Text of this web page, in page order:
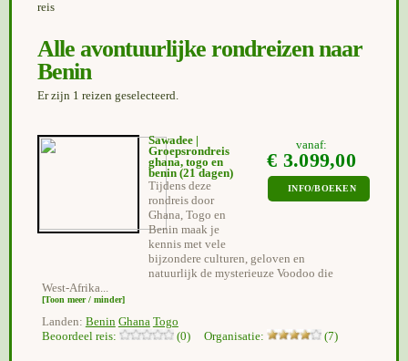
reis
Alle avontuurlijke rondreizen naar
Benin
Er zijn 1 reizen geselecteerd.
vanaf:
€ 3.099,00
INFO/BOEKEN
Sawadee |
Groepsrondreis
ghana, togo en
benin (21 dagen)
Tijdens deze
rondreis door
Ghana, Togo en
Benin maak je
kennis met vele
bijzondere culturen, geloven en
natuurlijk de mysterieuze Voodoo die
West-Afrika...
[Toon meer / minder]
Landen: Benin Ghana Togo
Beoordeel reis:
(0) Organisatie: (7)